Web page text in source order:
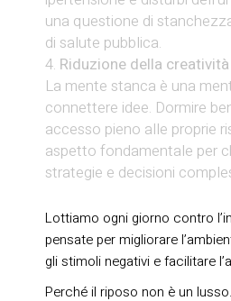
una questione di
di salute pubblica.
Riduzione della
La mente stanca è una
connettere idee. Dormire
accesso pieno alle proprie
aspetto fondamentale per
strategie e decisioni
Lottiamo ogni giorno contro
pensate per migliorare
gli stimoli negativi e facilitare
Perché il riposo non è un